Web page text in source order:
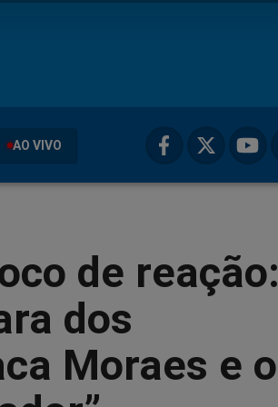
AO VIVO
de reação:
dos
Moraes e o